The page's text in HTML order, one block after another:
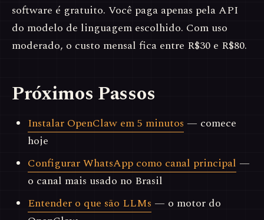
software é gratuito. Você paga apenas pela API
do modelo de linguagem escolhido. Com uso
moderado, o custo mensal fica entre R$30 e R$80.
Próximos Passos
Instalar OpenClaw em 5 minutos — comece
hoje
Configurar WhatsApp como canal principal —
o canal mais usado no Brasil
Entender o que são LLMs — o motor do